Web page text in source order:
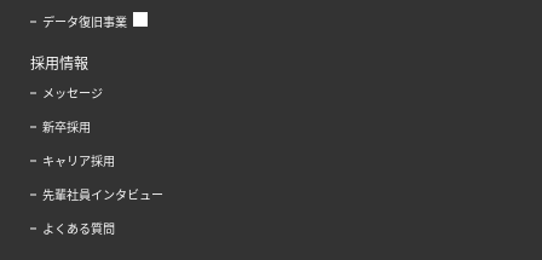
データ復旧事業
採用情報
メッセージ
新卒採用
キャリア採用
先輩社員インタビュー
よくある質問